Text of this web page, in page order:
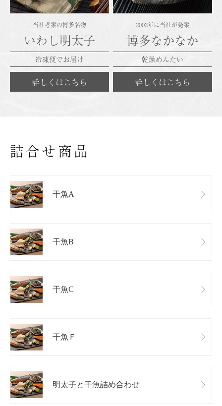
当社考案の博多名物
いわし明太子
冷凍便でお届け
詳しくはこちら
2003年に当社が発案
博多なかなか
乾燥めんたい
詳しくはこちら
詰合せ商品
干魚A
干魚B
干魚C
干魚Ｆ
明太子と干魚詰め合わせ